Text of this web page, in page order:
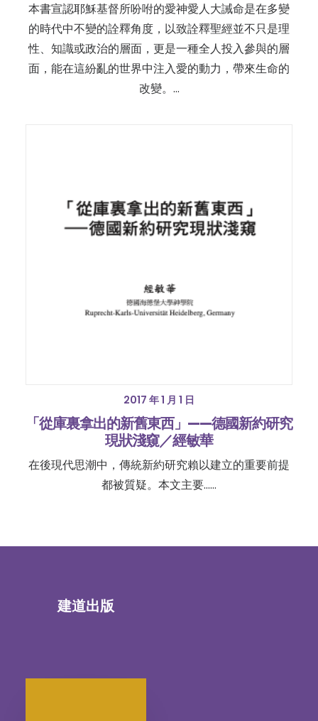
本書宣認耶穌基督所吩咐的愛神愛人大誡命是在多變
的時代中不變的詮釋角度，以致詮釋聖經並不只是理
性、知識或政治的層面，更是一種全人投入參與的層
面，能在這紛亂的世界中注入愛的動力，帶來生命的
改變。…
2017 年 1 月 1 日
「從庫裏拿出的新舊東西」——德國新約研究
現狀淺窺／經敏華
在後現代思潮中，傳統新約研究賴以建立的重要前提
都被質疑。本文主要……
建道出版